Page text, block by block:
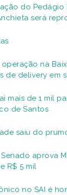
do Pedágio
será
na
de delivery em
mais de 1 mil
de Santos
saiu do
aprova
R$ 5 mil
no SAI é